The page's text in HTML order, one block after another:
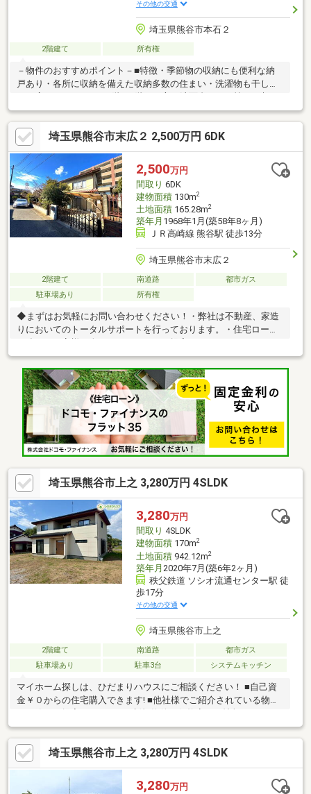
その他の交通
埼玉県熊谷市本石２
2階建て 所有権
－物件のおすすめポイント－■特徴・季節物の収納にも便利な納
戸あり・各所に収納を備えた収納多数の住まい・洗濯物も干しや
快適・明るさと風通しを確保できる2面採光の部屋が4室■周辺環
境・イオン熊谷店まで徒歩7分・コンビニまで徒歩4分・スーパー
まで徒歩7分・ドラックストアまで徒歩13分・熊谷市立石原小学
校まで徒歩13分・熊谷市立荒川中学校まで徒歩9分・北陸新幹線
「熊谷駅」まで車で約8分
埼玉県熊谷市末広２ 2,500万円 6DK
2,500万円
間取り 6DK
建物面積130m2
土地面積165.28m2
築年月 1968年1月(築58年8ヶ月)
ＪＲ高崎線 熊谷駅 徒歩13分
埼玉県熊谷市末広２
2階建て 南道路
都市ガス
駐車場あり
所有権
◆まずはお気軽にお問い合わせください！・弊社は不動産、家造
りにおいてのトータルサポートを行っております。・住宅ローン
す。・スタッフ一同、誠心誠意ご対応させていただきます！◆経
験知識が豊富なスタッフが在籍！迅速な対応を心掛けておりま
す。・お問合せを受けてから即日ご対応をさせていただきま
す。・その他物件情報も多数ございます！お気軽にお問い合わせ
ください。
埼玉県熊谷市上之 3,280万円 4SLDK
3,280万円
間取り 4SLDK
建物面積170m2
土地面積942.12m2
築年月 2020年7月(築6年2ヶ月)
秩父鉄道 ソシオ流通センター駅 徒
歩17分
その他の交通
埼玉県熊谷市上之
2階建て 南道路
都市ガス
駐車場あり
駐車3台 システムキッチン
マイホーム探しは、ひだまりハウスにご相談ください！ ■自己資
金￥０からの住宅購入できます! ■他社様でご紹介されている物件
スピーディーです。 ■インターネット非公開の物件もご紹介可能
です。 ■ご希望の方にはメールでのやりとりだけで大丈夫です。
■お忙しいときは現地待合せ＆現地解散できます。 ■平日のご見学
希望大歓迎です! ■住宅ローンアドバイザーが銀行手続きをお手伝
い致します。
埼玉県熊谷市上之 3,280万円 4SLDK
3,280万円